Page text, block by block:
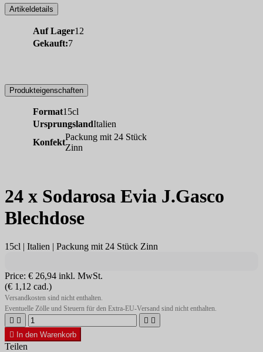
Artikeldetails
Auf Lager12
Gekauft:7
Produkteigenschaften
Format15cl
UrsprungslandItalien
Konfekt
Packung mit 24 Stück
Zinn
24 x Sodarosa Evia J.Gasco
Blechdose
15cl | Italien | Packung mit 24 Stück Zinn
Price: € 26,94 inkl. MwSt.
(€ 1,12 cad.)
Versandkosten sind nicht enthalten.
Eventuelle Zölle und Steuern für den Extra-EU-Versand sind nicht enthalten.
   

In den Warenkorb
Teilen